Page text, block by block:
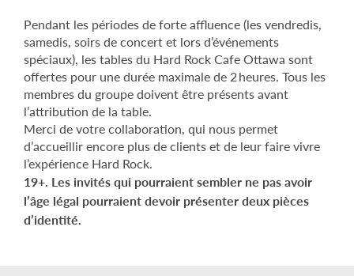
Pendant les périodes de forte affluence (les vendredis,
samedis, soirs de concert et lors d’événements
spéciaux), les tables du Hard Rock Cafe Ottawa sont
offertes pour une durée maximale de 2 heures. Tous les
membres du groupe doivent être présents avant
l’attribution de la table.
Merci de votre collaboration, qui nous permet
d’accueillir encore plus de clients et de leur faire vivre
l’expérience Hard Rock.
19+. Les invités qui pourraient sembler ne pas avoir
l’âge légal pourraient devoir présenter deux pièces
d’identité.